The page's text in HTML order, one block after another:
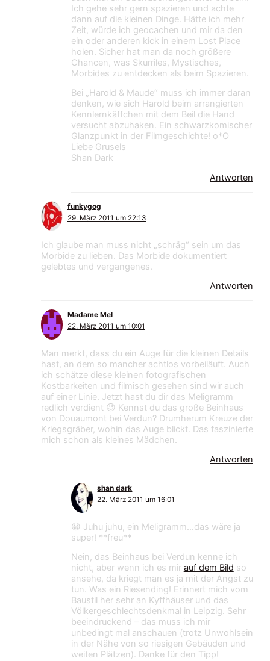
Ich gehe sehr gern spazieren und achte
dann auf die kleinen Dinge. Hätte ich mehr
Zeit, würde ich geocachen und mir da den
ein oder anderen kick in einem Lost Place
holen. Sicher hat man da noch größere
Chancen, was Skurriles, Mystisches,
Morbides zu entdecken als beim Spazieren.
Bei „Harold & Maude“ muss ich immer daran
denken, wie sich Harold beim arrangierten
Kennlernkäffchen mit dem Beil die Hand
versucht abzuhaken. Ein schwarzkomischer
Glanzpunkt in der Filmgeschichte! o*O
Liebe Grusels
Shan Dark
Antworten
funkygog
29. März 2011 um 22:13
Ich glaube man muss nicht „schräg“ sein um das
Morbide zu lieben. Das Morbide dokumentiert
gelebtes und vergangenes.
Antworten
Madame Mel
22. März 2011 um 10:01
Man merkt, dass du ein Auge für die kleinen Details
hast, an dem so mancher achtlos vorbeiläuft. Auch
ich schätze diese kleinen fotografischen
Kostbarkeiten und filmisch gesehen sind wir auch
auf einer Linie. Jetzt hast du dir das Meligramm
redlich verdient 😉 Kennst du das große Beinhaus
von Douaumont bei Verdun? Drumherum Kreuze der
Kriegsgräber, wohin das Auge blickt. Das faszinierte
mich schon als kleines Mädchen.
Antworten
shan dark
22. März 2011 um 16:01
😀 Juhu juhu, ein Meligramm…das wäre ja
super! **freu**
Nein, das Beinhaus bei Verdun kenne ich
nicht, aber wenn ich es mir auf dem Bild so
ansehe, da kriegt man es ja mit der Angst zu
tun. Was ein Riesending! Erinnert mich vom
Baustil her sehr an Kyffhäuser und das
Völkergeschlechtsdenkmal in Leipzig. Sehr
beeindruckend – das muss ich mir
unbedingt mal anschauen (trotz Unwohlsein
in der Nähe von so riesigen Gebäuden und
weiten Plätzen). Danke für den Tipp!